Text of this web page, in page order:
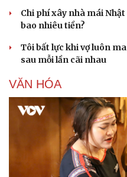
Chi phí xây nhà mái
bao nhiêu tiền?
Tôi bất lực khi vợ luôn
sau mỗi lần cãi nhau
VĂN HÓA